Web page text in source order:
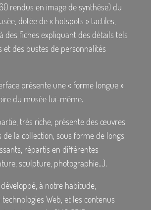
rendus en image de synthèse) du
dotée de « hotspots » tactiles,
des fiches expliquant des détails tels
et des bustes de personnalités
présente une « forme longue »
du musée lui-même.
très riche, présente des œuvres
la collection, sous forme de longs
répartis en différentes
sculpture, photographie…).
à notre habitude,
Web, et les contenus